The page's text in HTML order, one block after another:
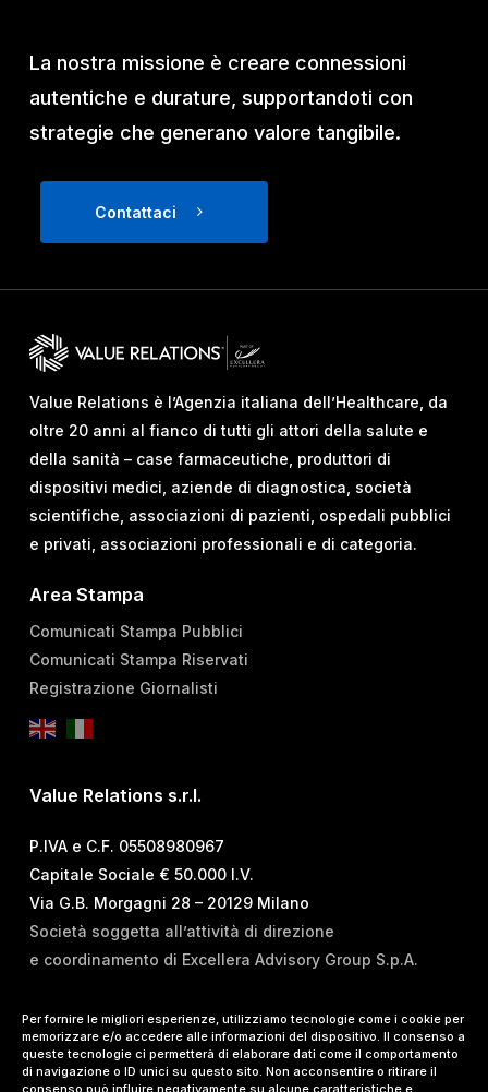
Per fornire le migliori esperienze, utilizziamo tecnologie come i cookie per
memorizzare e/o accedere alle informazioni del dispositivo. Il consenso a
queste tecnologie ci permetterà di elaborare dati come il comportamento
di navigazione o ID unici su questo sito. Non acconsentire o ritirare il
consenso può influire negativamente su alcune caratteristiche e
La nostra missione è creare connessioni
autentiche e durature, supportandoti con
strategie che generano valore tangibile.
Contattaci
Value Relations è l’Agenzia italiana dell’Healthcare, da
oltre 20 anni al fianco di tutti gli attori della salute e
della sanità – case farmaceutiche, produttori di
dispositivi medici, aziende di diagnostica, società
scientifiche, associazioni di pazienti, ospedali pubblici
e privati, associazioni professionali e di categoria.
Area Stampa
Comunicati Stampa Pubblici
Comunicati Stampa Riservati
Registrazione Giornalisti
Value Relations s.r.l.
P.IVA e C.F. 05508980967
Capitale Sociale € 50.000 I.V.
Via G.B. Morgagni 28 – 20129 Milano
Società soggetta all’attività di direzione
e coordinamento di Excellera Advisory Group S.p.A.
T. +39 02 84 99 02 01
E.info@vrelations.it